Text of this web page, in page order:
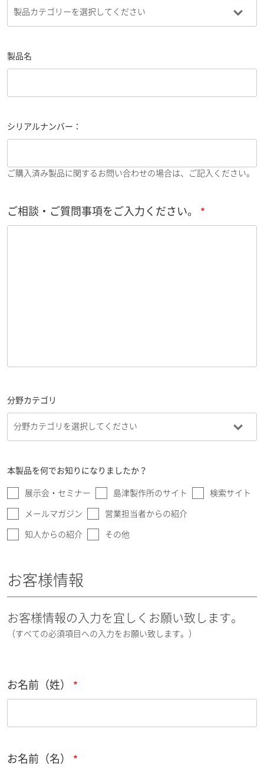
製品名
シリアルナンバー：
ご購入済み製品に関するお問い合わせの場合は、ご記入ください。
ご相談・ご質問事項をご入力ください。
分野カテゴリ
本製品を何でお知りになりましたか？
展示会・セミナー 島津製作所のサイト 検索サイト
メールマガジン 営業担当者からの紹介
知人からの紹介 その他
お客様情報
お客様情報の入力を宜しくお願い致します。
（すべての必須項目への入力をお願い致します。）
お名前（姓）
お名前（名）